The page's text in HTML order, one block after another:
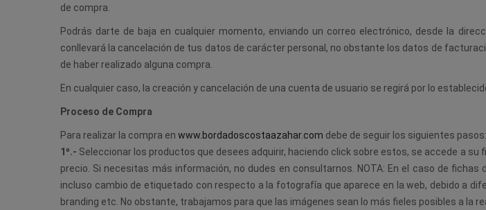
de compra.
Podrás darte de baja en cualquier momento, enviando un correo electrónico, desde la
conllevará la cancelación de tus datos de carácter personal, no obstante los datos de
de haber realizado alguna compra.
En cualquier caso, la creación y cancelación de una cuenta de usuario se regirá por lo
Proceso de Compra
Para realizar la compra en www.bordadoscostaazahar.com debe de seguir los siguientes pasos:
1º.- Seleccionar los productos que desees adquirir, haciendo click sobre estos, se accede a
precio. Si necesitas más información, no dudes en consultarnos. NOTA: En el caso de
incluso cambio de etiquetado con respecto a la fotografía que aparece en la web, debido a
branding etc. No obstante, trabajamos para que las imágenes sean lo más fieles posibles a la